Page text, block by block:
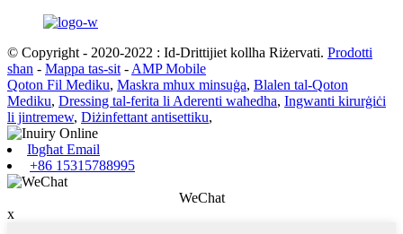
© Copyright - 2020-2022 : Id-Drittijiet kollha Riżervati. Prodotti
sħan - Mappa tas-sit - AMP Mobile
Qoton Fil Mediku, Maskra mhux minsuġa, Blalen tal-Qoton
Mediku, Dressing tal-ferita li Aderenti waħedha, Ingwanti kirurġiċi
li jintremew, Diżinfettant antisettiku,
Ibgħat Email
+86 15315788995
WeChat
x